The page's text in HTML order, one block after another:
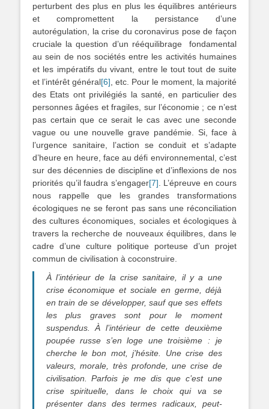
perturbent des plus en plus les équilibres antérieurs
et compromettent la persistance d’une
autorégulation, la crise du coronavirus pose de façon
cruciale la question d’un rééquilibrage fondamental
au sein de nos sociétés entre les activités humaines
et les impératifs du vivant, entre le tout tout de suite
et l’intérêt général[6] , etc. Pour le moment, la majorité
des Etats ont privilégiés la santé, en particulier des
personnes âgées et fragiles, sur l’économie ; ce n’est
pas certain que ce serait le cas avec une seconde
vague ou une nouvelle grave pandémie. Si, face à
l’urgence sanitaire, l’action se conduit et s’adapte
d’heure en heure, face au défi environnemental, c’est
sur des décennies de discipline et d’inflexions de nos
priorités qu’il faudra s’engager[7] . L’épreuve en cours
nous rappelle que les grandes transformations
écologiques ne se feront pas sans une réconciliation
des cultures économiques, sociales et écologiques à
travers la recherche de nouveaux équilibres, dans le
cadre d’une culture politique porteuse d’un projet
commun de civilisation à coconstruire.
À l’intérieur de la crise sanitaire, il y a une
crise économique et sociale en germe, déjà
en train de se développer, sauf que ses effets
les plus graves sont pour le moment
suspendus. À l’intérieur de cette deuxième
poupée russe s’en loge une troisième : je
cherche le bon mot, j’hésite. Une crise des
valeurs, morale, très profonde, une crise de
civilisation. Parfois je me dis que c’est une
crise spirituelle, dans le choix qui va se
présenter dans des termes radicaux, peut-